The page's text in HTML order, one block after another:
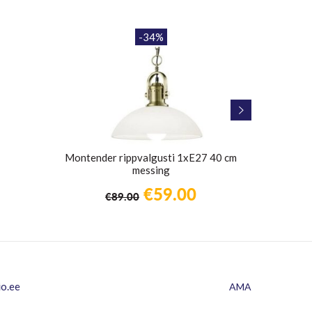
-34%
Montender rippvalgusti 1xE27 40 cm
messing
€89.00 Algne
€59.00Praegune
AMA